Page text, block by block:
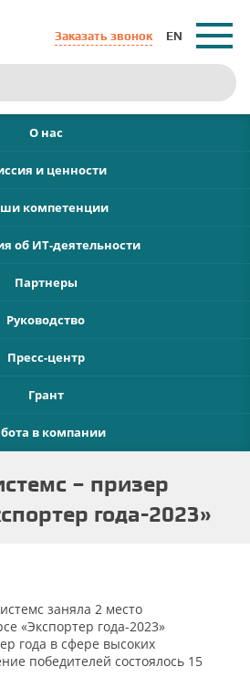
Заказать звонок EN
О нас
и ценности
компетенции
об ИТ-деятельности
Партнеры
Руководство
Пресс-центр
Грант
в компании
– призер
года-2023»
заняла 2 место
«Экспортер года-2023»
года в сфере высоких
победителей состоялось 15